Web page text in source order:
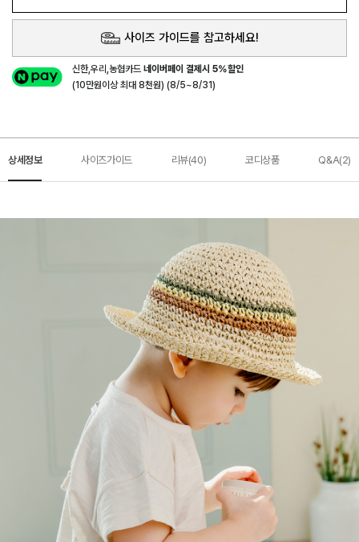
사이즈 가이드를 참고하세요!
신한,우리,농협카드네이버페이 결제시 5%할인
(10만원이상 최대 8천원) (8/5~8/31)
상세정보 사이즈가이드 리뷰(40) 코디상품 Q&A(2)